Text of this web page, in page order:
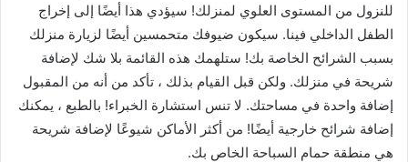
للنزول من المستوى العلوي لمنزلك! سيؤدي هذا أيضًا إلى إخراج
الطفل الداخلي فينا. سيكون ضيوفك متحمسين أيضًا لزيارة منزلك
بسبب الشرائح الخاصة بك! ستلهمك هذه القائمة بلا شك لإضافة
شريحة في منزلك. ولكن قبل القيام بذلك ، تأكد من أنه من المقبول
إضافة واحدة في مساحتك. لا تنس استشارة الخبراء! بالطبع ، يمكنك
إضافة شرائح خارجية أيضًا! من أكثر الأماكن شيوعًا لإضافة شريحة
هي منطقة حمام السباحة الخاص بك.